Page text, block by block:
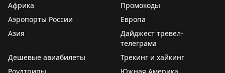
Африка
Промокоды
Аэропорты России
Европа
Азия
Дайджест тревел-
телеграма
Дешевые авиабилеты
Трекинг и хайкинг